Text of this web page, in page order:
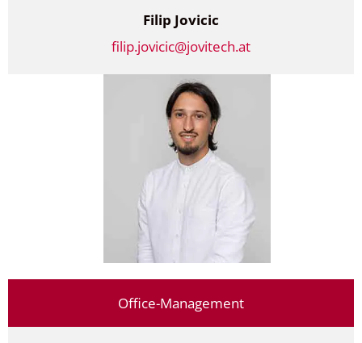
Filip Jovicic
filip.jovicic@jovitech.at
Office-Management